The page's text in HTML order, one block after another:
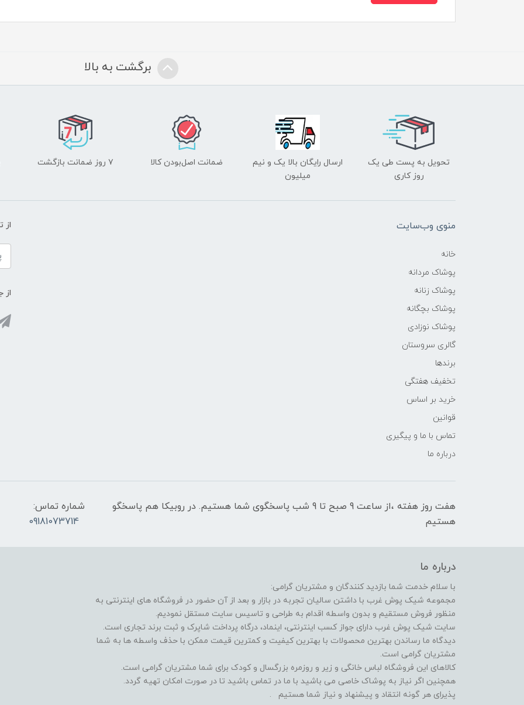
برگشت به بالا
تحویل به پست طی یک
روز کاری
ارسال رایگان بالا یک و نیم
میلیون
ضمانت اصل‌بودن کالا ۷ روز ضمانت بازگشت
منوی وب‌سایت
خانه
پوشاک مردانه
پوشاک زنانه
پوشاک بچگانه
پوشاک نوزادی
گالری سروستان
برندها
تخفیف هفتگی
خرید بر اساس
قوانین
تماس با ما و پیگیری
درباره ما
از
از
هفت روز هفته ،از ساعت 9 صبح تا 9 شب پاسخگوی شما هستیم. در روبیکا هم پاسخگو
هستیم
شماره تماس:
09181073714
درباره ما
با سلام خدمت شما بازدید کنندگان و مشتریان گرامی:
مجموعه شیک پوش غرب با داشتن سالیان تجربه در بازار و بعد از آن حضور در فروشگاه های اینترنتی به
منظور فروش مستقیم و بدون واسطه اقدام به طراحی و تاسیس سایت مستقل نمودیم.
سایت شیک پوش غرب دارای جواز کسب اینترنتی، اینماد، درگاه پرداخت شاپرک و ثبت برند تجاری است.
دیدگاه ما رساندن بهترین محصولات با بهترین کیفیت و کمترین قیمت ممکن با حذف واسطه ها به شما
مشتریان گرامی است.
کالاهای این فروشگاه لباس خانگی و زیر و روزمره بزرگسال و کودک برای شما مشتریان گرامی است.
همچنین اگر نیاز به پوشاک خاصی می باشید با ما در تماس باشید تا در صورت امکان تهیه گردد.
پذیرای هر گونه انتقاد و پیشنهاد و نیاز شما هستیم .